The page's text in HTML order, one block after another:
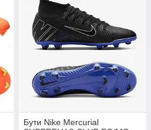
Бути Nike Mercurial